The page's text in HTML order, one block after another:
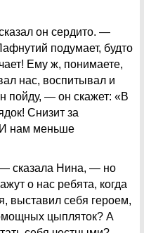
он сердито. —
подумает, будто
Ему ж, понимаете,
нас, воспитывал и
пойду, — он скажет: «В
Снизит за
И нам меньше
сказала Нина, — но
о нас ребята, когда
выставил себя героем,
цыпляток? А